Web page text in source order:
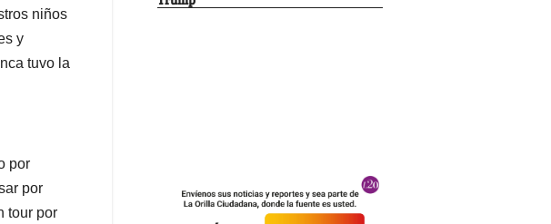
niños
y
tuvo la
por
por
tour por